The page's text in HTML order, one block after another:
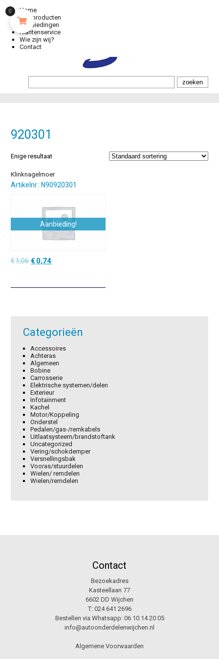
Home
Alle producten
Aanbiedingen
Klantenservice
Wie zijn wij?
Contact
920301
Enige resultaat
Klinknagelmoer
Artikelnr.: N90920301
Aanbieding!
€1,06Oorspronkelijke
€1,06.
€ 0,74Huidige
€0,74.
Categorieën
Accessoires
Achteras
Algemeen
Bobine
Carrosserie
Elektrische systemen/delen
Exterieur
Infotainment
Kachel
Motor/Koppeling
Onderstel
Pedalen/gas-/remkabels
Uitlaatsysteem/brandstoftank
Uncategorized
Vering/schokdemper
Versnellingsbak
Vooras/stuurdelen
Wielen/ remdelen
Wielen/remdelen
Contact
Bezoekadres
Kasteellaan 77
6602 DD Wijchen
T: 024 641 2696
Bestellen via Whatsapp: 06 10 14 20 05
info@autoonderdelenwijchen.nl
Algemene Voorwaarden
0